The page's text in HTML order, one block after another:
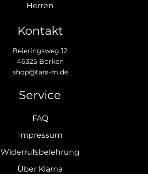
Herren
Kontakt
Beieringsweg 12
46325 Borken
shop@tara-m.de
Service
FAQ
Impressum
Widerrufsbelehrung
Über Klarna